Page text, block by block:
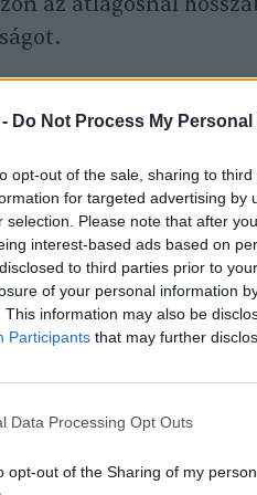
Do Not Process My
opt-out of the sale, sharing to
for targeted advertising by
selection. Please note that after
interest-based ads based on
to third parties prior to
of your personal information
This information may also be
Participants that may further
Data Processing Opt Outs
opt-out of the Sharing of my
elérte a Mount
mászóengedélyt
a hegyre.